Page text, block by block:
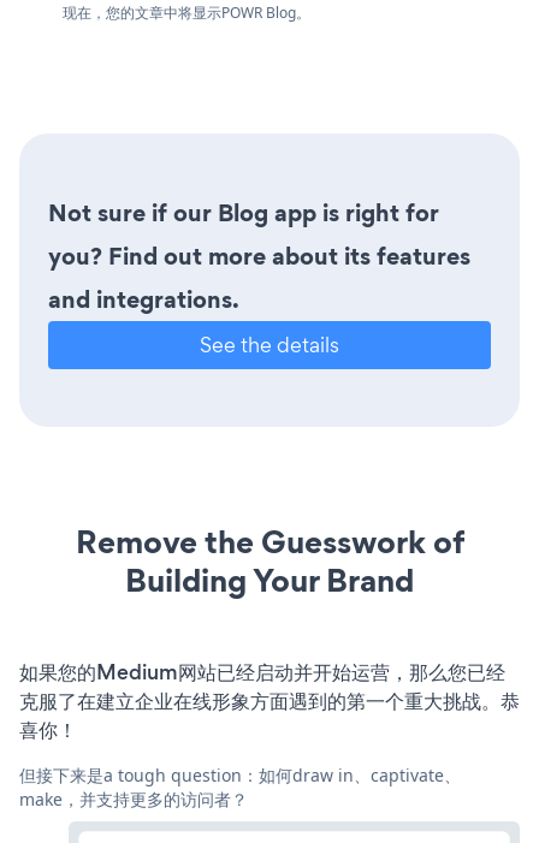
现在，您的文章中将显示POWR Blog。
Not sure if our Blog app is right for
you? Find out more about its features
and integrations.
See the details
Remove the Guesswork of
Building Your Brand
如果您的Medium网站已经启动并开始运营，那么您已经
克服了在建立企业在线形象方面遇到的第一个重大挑战。恭
喜你！
但接下来是a tough question：如何draw in、captivate、
make，并支持更多的访问者？